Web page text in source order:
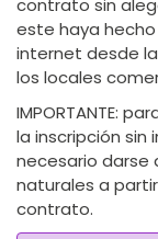
contrato sin
este haya
internet desde
los locales
IMPORTANTE:
la inscripción sin
necesario darse
naturales a
contrato.